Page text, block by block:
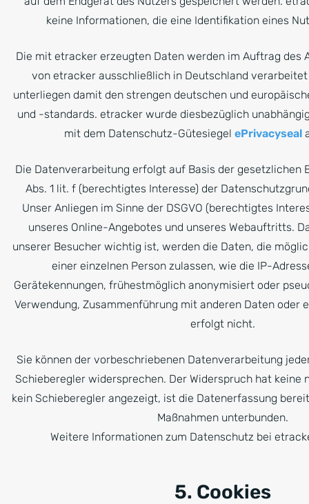
keine Informationen, die eine Identifikation eines
Die mit etracker erzeugten Daten werden im Auftrag des
von etracker ausschließlich in Deutschland
unterliegen damit den strengen deutschen und
und -standards. etracker wurde diesbezüglich
mit dem Datenschutz-Gütesiegel ePrivacyseal
Die Datenverarbeitung erfolgt auf Basis der gesetzlichen
Abs. 1 lit. f (berechtigtes Interesse) der
Unser Anliegen im Sinne der DSGVO (berechtigtes
unseres Online-Angebotes und unseres Webauftritts.
unserer Besucher wichtig ist, werden die Daten, die
einer einzelnen Person zulassen, wie die IP-
Gerätekennungen, frühestmöglich anonymisiert oder
Verwendung, Zusammenführung mit anderen Daten oder
erfolgt nicht.
Sie können der vorbeschriebenen Datenverarbeitung
Schieberegler widersprechen. Der Widerspruch hat keine
kein Schieberegler angezeigt, ist die Datenerfassung
Maßnahmen unterbunden.
Weitere Informationen zum Datenschutz bei
5. Cookies